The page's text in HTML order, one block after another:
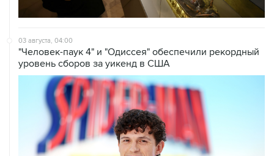
03 августа, 04:00
"Человек-паук 4" и "Одиссея" обеспечили рекордный
уровень сборов за уикенд в США